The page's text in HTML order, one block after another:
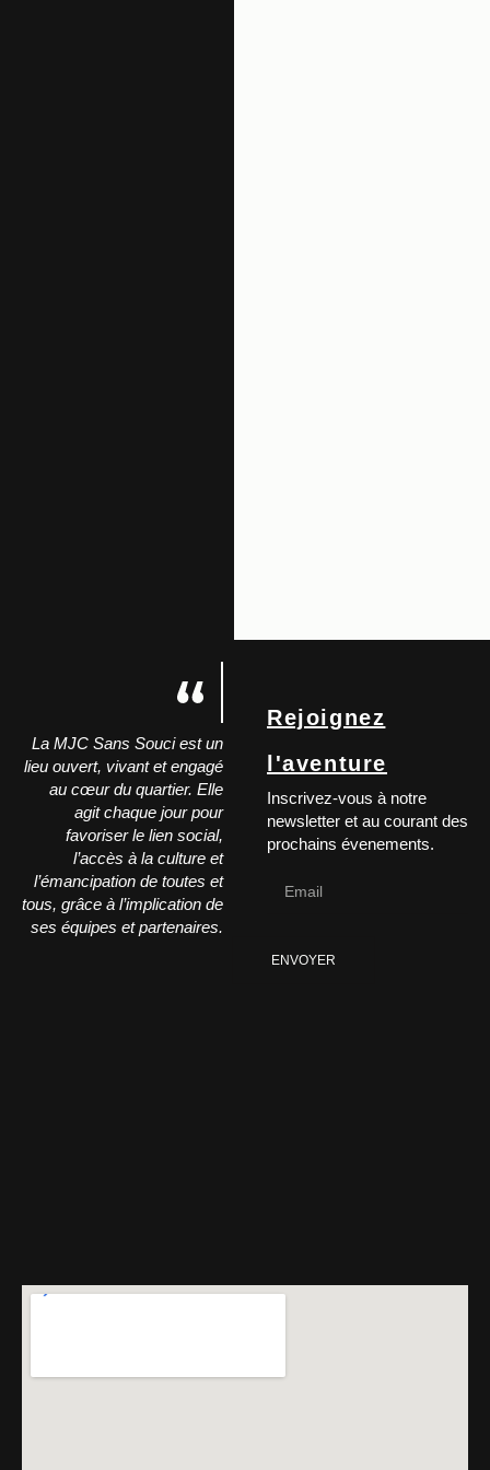
La MJC Sans Souci est un
lieu ouvert, vivant et engagé
au cœur du quartier. Elle
agit chaque jour pour
favoriser le lien social,
l’accès à la culture et
l’émancipation de toutes et
tous, grâce à l’implication de
ses équipes et partenaires.
Rejoignez
l'aventure
Inscrivez-vous à notre
newsletter et au courant des
prochains évenements.
ENVOYER